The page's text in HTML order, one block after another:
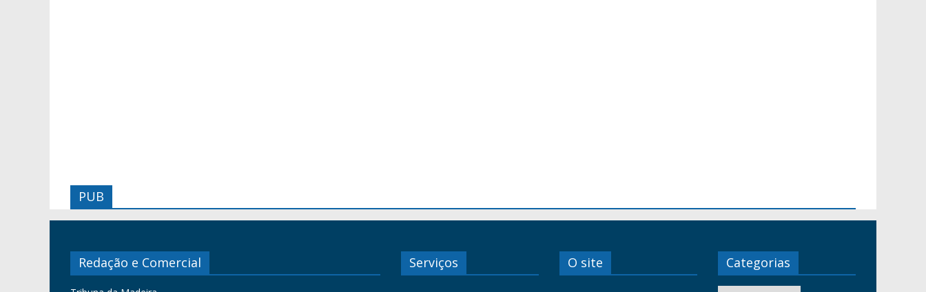
PUB
Redação e Comercial Serviços O site Categorias